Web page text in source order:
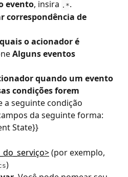
evento, insira .*.
correspondência de
o acionador é
Alguns eventos
quando um evento
condições forem
a seguinte condição
da seguinte forma:
State}}
(por exemplo,
)